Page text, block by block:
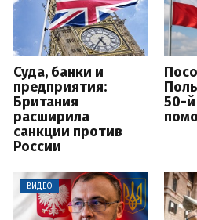
Суда, банки и
предприятия:
Британия
расширила
санкции против
России
50-й
ВИДЕО